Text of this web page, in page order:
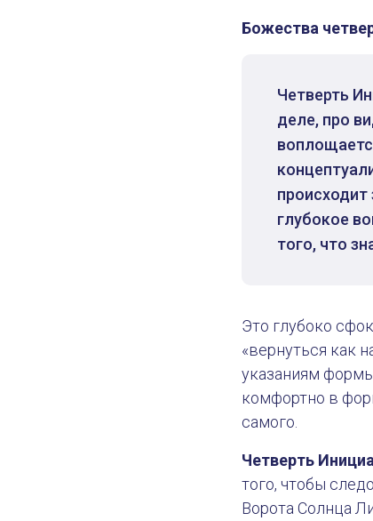
Божества
Четверть
деле, про
происходит
глубокое
того, что
Это глубоко
«вернуться как
указаниям
комфортно в
самого.
Четверть
того, чтобы
Ворота Солнца